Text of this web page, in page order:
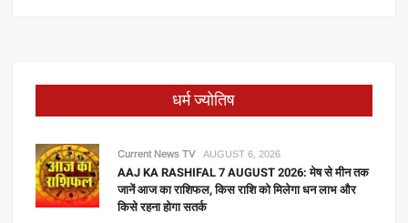
धर्म ज्योतिष
Current News TV AUGUST 6, 2026
AAJ KA RASHIFAL 7 AUGUST 2026: मेष से मीन तक
जानें आज का राशिफल, किस राशि को मिलेगा धन लाभ और
किसे रहना होगा सतर्क